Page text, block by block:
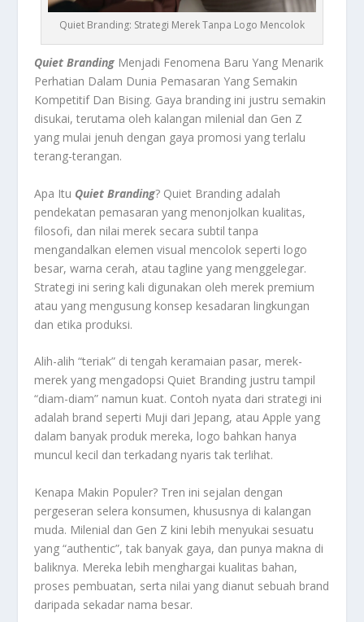
Quiet Branding: Strategi Merek Tanpa Logo Mencolok
Quiet Branding Menjadi Fenomena Baru Yang Menarik
Perhatian Dalam Dunia Pemasaran Yang Semakin
Kompetitif Dan Bising. Gaya branding ini justru semakin
disukai, terutama oleh kalangan milenial dan Gen Z
yang mulai jenuh dengan gaya promosi yang terlalu
terang-terangan.
Apa Itu Quiet Branding? Quiet Branding adalah
pendekatan pemasaran yang menonjolkan kualitas,
filosofi, dan nilai merek secara subtil tanpa
mengandalkan elemen visual mencolok seperti logo
besar, warna cerah, atau tagline yang menggelegar.
Strategi ini sering kali digunakan oleh merek premium
atau yang mengusung konsep kesadaran lingkungan
dan etika produksi.
Alih-alih “teriak” di tengah keramaian pasar, merek-
merek yang mengadopsi Quiet Branding justru tampil
“diam-diam” namun kuat. Contoh nyata dari strategi ini
adalah brand seperti Muji dari Jepang, atau Apple yang
dalam banyak produk mereka, logo bahkan hanya
muncul kecil dan terkadang nyaris tak terlihat.
Kenapa Makin Populer? Tren ini sejalan dengan
pergeseran selera konsumen, khususnya di kalangan
muda. Milenial dan Gen Z kini lebih menyukai sesuatu
yang “authentic”, tak banyak gaya, dan punya makna di
baliknya. Mereka lebih menghargai kualitas bahan,
proses pembuatan, serta nilai yang dianut sebuah brand
daripada sekadar nama besar.